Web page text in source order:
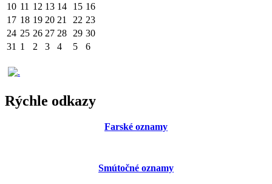
10 11 12 13 14 15 16
17 18 19 20 21 22 23
24 25 26 27 28 29 30
31 1 2 3 4 5 6
Rýchle odkazy
Farské oznamy
Smútočné oznamy